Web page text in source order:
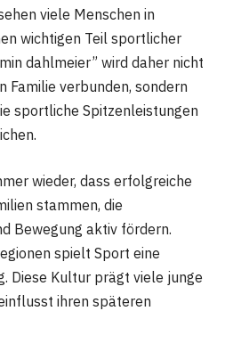
viele Menschen in
wichtigen Teil sportlicher
dahlmeier” wird daher nicht
Familie verbunden, sondern
sportliche Spitzenleistungen
wieder, dass erfolgreiche
stammen, die
Bewegung aktiv fördern.
spielt Sport eine
Diese Kultur prägt viele junge
ihren späteren